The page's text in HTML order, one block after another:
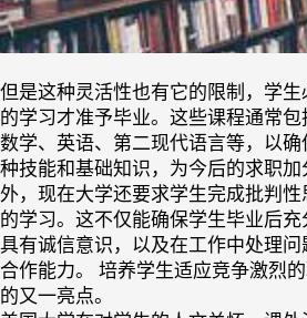
但是这种灵活性也有它的限制，学
的学习才准予毕业。这些课程通常包
数学、英语、第二现代语言等，以
种技能和基础知识，为今后的求职
外，现在大学还要求学生完成批判
的学习。这不仅能确保学生毕业后
具有诚信意识，以及在工作中处理
合作能力。 培养学生适应竞争激烈
的又一亮点。